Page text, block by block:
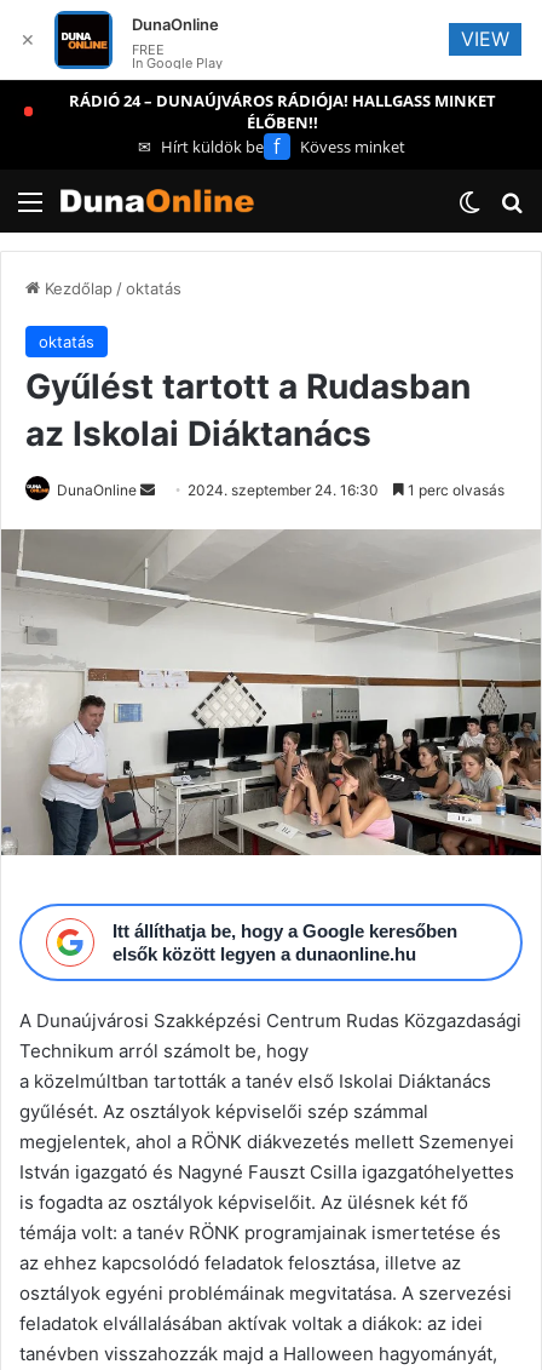
RÁDIÓ 24 – DUNAÚJVÁROS RÁDIÓJA! HALLGASS MINKET
ÉLŐBEN!!
✉ Hírt küldök be f Kövess minket
Menü
Kezdőlap/oktatás
oktatás
Gyűlést tartott a Rudasban
az Iskolai Diáktanács
DunaOnline
Send 2024. szeptember 24. 16:30 1 perc olvasás
Itt állíthatja be, hogy a Google keresőben
elsők között legyen a dunaonline.hu
A Dunaújvárosi Szakképzési Centrum Rudas Közgazdasági
Technikum arról számolt be, hogy
a közelmúltban tartották a tanév első Iskolai Diáktanács
gyűlését. Az osztályok képviselői szép számmal
megjelentek, ahol a RÖNK diákvezetés mellett Szemenyei
István igazgató és Nagyné Fauszt Csilla igazgatóhelyettes
is fogadta az osztályok képviselőit. Az ülésnek két fő
témája volt: a tanév RÖNK programjainak ismertetése és
az ehhez kapcsolódó feladatok felosztása, illetve az
osztályok egyéni problémáinak megvitatása. A szervezési
feladatok elvállalásában aktívak voltak a diákok: az idei
tanévben visszahozzák majd a Halloween hagyományát,
✕
DunaOnline
FREE
In Google Play
VIEW